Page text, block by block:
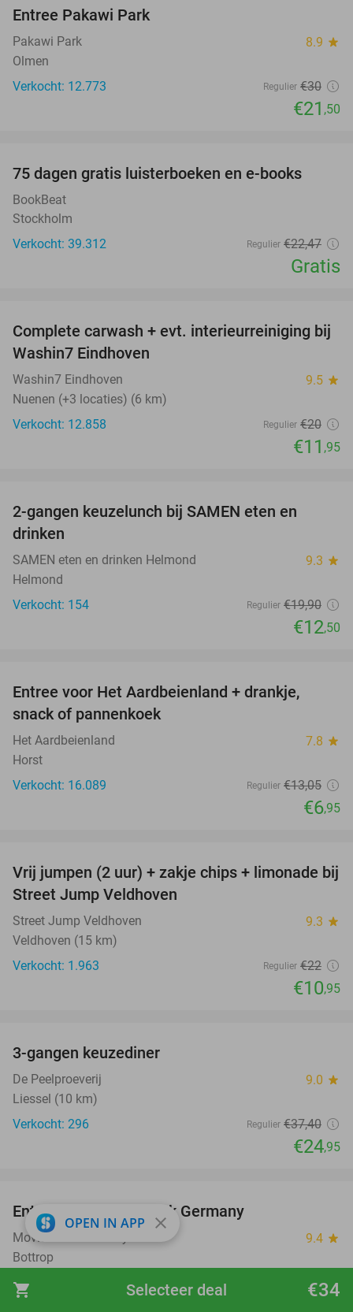
shopping_cart €34
Selecteer deal
Entree Pakawi Park
Pakawi Park 8.9 star
Olmen
Verkocht: 12.773
Regulier €30
€21 ,50
75 dagen gratis luisterboeken en e-books
BookBeat
Stockholm
Verkocht: 39.312
Regulier €22,47
Gratis
40%
Complete carwash + evt. interieurreiniging bij
Washin7 Eindhoven
Washin7 Eindhoven 9.5 star
Nuenen (+3 locaties) (6 km)
Verkocht: 12.858
Regulier €20
€11 ,95
2-gangen keuzelunch bij SAMEN eten en
drinken
SAMEN eten en drinken Helmond 9.3 star
Helmond
Verkocht: 154
Regulier €19,90
€12,50
Entree voor Het Aardbeienland + drankje,
snack of pannenkoek
Het Aardbeienland 7.8 star
Horst
Verkocht: 16.089
Regulier €13,05
€6,95
50%
Vrij jumpen (2 uur) + zakje chips + limonade bij
Street Jump Veldhoven
Street Jump Veldhoven 9.3 star
Veldhoven (15 km)
Verkocht: 1.963
Regulier €22
€10,95
3-gangen keuzediner
De Peelproeverij 9.0 star
Liessel (10 km)
Verkocht: 296
Regulier €37,40
€24,95
Entree voor Movie Park Germany
Movie Park Germany 9.4 star
Bottrop
Verkocht: 5.773
,90
OPEN IN APP close